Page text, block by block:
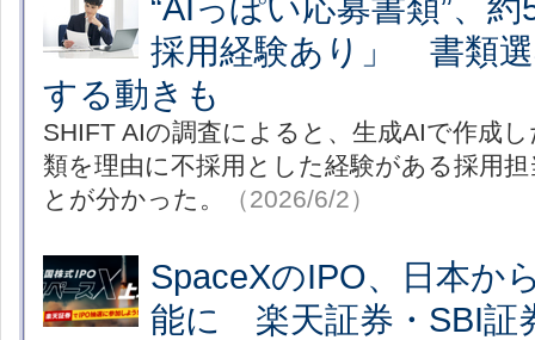
採用経験あり」 書類
する動きも
SHIFT AIの調査によると、生成AIで作成
類を理由に不採用とした経験がある採用
とが分かった。
（2026/6/2）
SpaceXのIPO、日本か
能に 楽天証券・SBI証